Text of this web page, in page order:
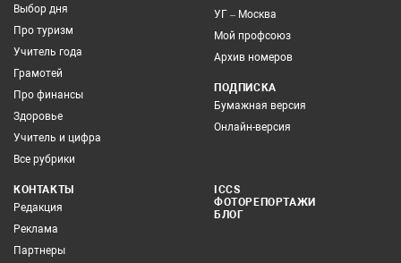
Выбор дня
Про туризм
Учитель года
Грамотей
Про финансы
Здоровье
Учитель и цифра
Все рубрики
УГ – Москва
Мой профсоюз
Архив номеров
ПОДПИСКА
Бумажная версия
Онлайн-версия
КОНТАКТЫ
Редакция
Реклама
Партнеры
ICCS
ФОТОРЕПОРТАЖИ
БЛОГ